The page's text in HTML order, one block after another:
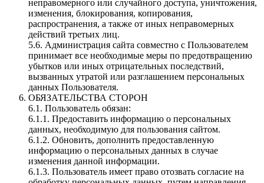
неправомерного или случайного доступа, уничтожения,
изменения, блокирования, копирования,
распространения, а также от иных неправомерных
действий третьих лиц.
5.6. Администрация сайта совместно с Пользователем
принимает все необходимые меры по предотвращению
убытков или иных отрицательных последствий,
вызванных утратой или разглашением персональных
данных Пользователя.
ОБЯЗАТЕЛЬСТВА СТОРОН
6.1. Пользователь обязан:
6.1.1. Предоставить информацию о персональных
данных, необходимую для пользования сайтом.
6.1.2. Обновить, дополнить предоставленную
информацию о персональных данных в случае
изменения данной информации.
6.1.3. Пользователь имеет право отозвать согласие на